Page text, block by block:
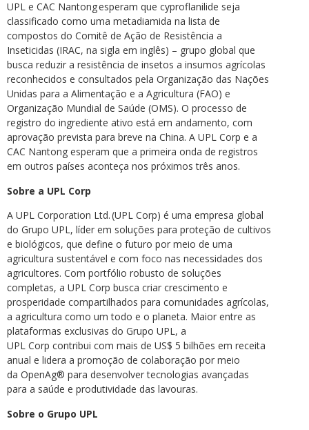
UPL e CAC Nantong esperam que cyproflanilide seja
classificado como uma metadiamida na lista de
compostos do Comitê de Ação de Resistência a
Inseticidas (IRAC, na sigla em inglês) – grupo global que
busca reduzir a resistência de insetos a insumos agrícolas
reconhecidos e consultados pela Organização das Nações
Unidas para a Alimentação e a Agricultura (FAO) e
Organização Mundial de Saúde (OMS). O processo de
registro do ingrediente ativo está em andamento, com
aprovação prevista para breve na China. A UPL Corp e a
CAC Nantong esperam que a primeira onda de registros
em outros países aconteça nos próximos três anos.
Sobre a UPL Corp
A UPL Corporation Ltd. (UPL Corp) é uma empresa global
do Grupo UPL, líder em soluções para proteção de cultivos
e biológicos, que define o futuro por meio de uma
agricultura sustentável e com foco nas necessidades dos
agricultores. Com portfólio robusto de soluções
completas, a UPL Corp busca criar crescimento e
prosperidade compartilhados para comunidades agrícolas,
a agricultura como um todo e o planeta. Maior entre as
plataformas exclusivas do Grupo UPL, a
UPL Corp contribui com mais de US$ 5 bilhões em receita
anual e lidera a promoção de colaboração por meio
da OpenAg® para desenvolver tecnologias avançadas
para a saúde e produtividade das lavouras.
Sobre o Grupo UPL